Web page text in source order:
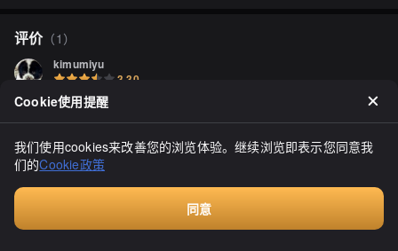
评价（1 ）
kimumiyu
3.30
2016年6月，我在吃完饭后来到这家店★ 咖啡350日元，酸味和苦味
都不太重，口感平衡，非常美味。虽然有点太烫，但店主很细心地冲
给了我。他们还赠送了一种悬在小蜜饼上的多彩糖果，这让我感到非
常怀念，小时候经常在家里吃到这种糖果。谢谢款待！
2014年6月，我注意到这家店沿着去回转寿司店Shunraku等地方的路
个人坐在吧台前，我以为他们是顾客。但他们向我打招呼说：“欢迎光
临！”大家都是店员吗？店内比我想象中的要宽敞，我在哪里坐好呢？
显示全部
Cookie使用提醒
我们使用cookies来改善您的浏览体验。继续浏览即表示您同意我
们的Cookie政策
同意